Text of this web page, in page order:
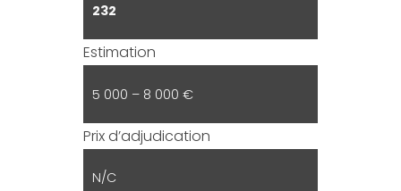
232
Estimation
5 000 – 8 000 €
Prix d’adjudication
N/C